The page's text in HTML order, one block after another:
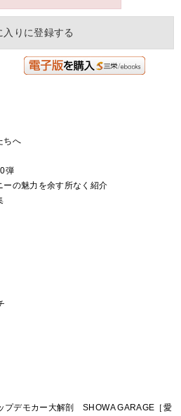
入りに登録する
ちへ
弾
の魅力を余す所なく紹介
プデモカー大解剖 SHOWA GARAGE［愛